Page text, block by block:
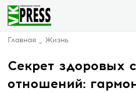
Главная Жизнь
Секрет здоровых
отношений: